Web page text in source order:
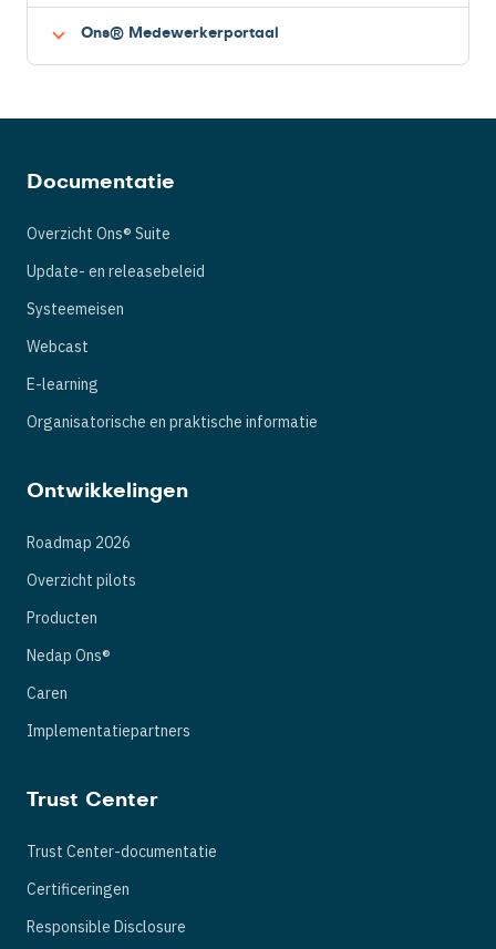
Ons® Medewerkerportaal
Documentatie
Overzicht Ons® Suite
Update- en releasebeleid
Systeemeisen
Webcast
E-learning
Organisatorische en praktische informatie
Ontwikkelingen
Roadmap 2026
Overzicht pilots
Producten
Nedap Ons®
Caren
Implementatiepartners
Trust Center
Trust Center-documentatie
Certificeringen
Responsible Disclosure